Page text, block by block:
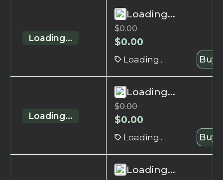
Loading...
Loading...
$0.00
$0.00
Loading... Buy
Loading...
Loading...
$0.00
$0.00
Loading... Buy
Loading...